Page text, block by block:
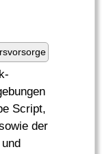
Script,
der